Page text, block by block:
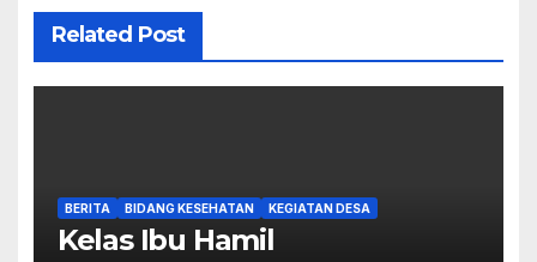
Related Post
BERITA BIDANG KESEHATAN KEGIATAN DESA
Kelas Ibu Hamil